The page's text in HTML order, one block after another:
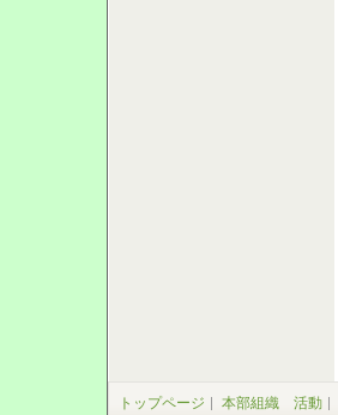
トップページ 本部組織 活動